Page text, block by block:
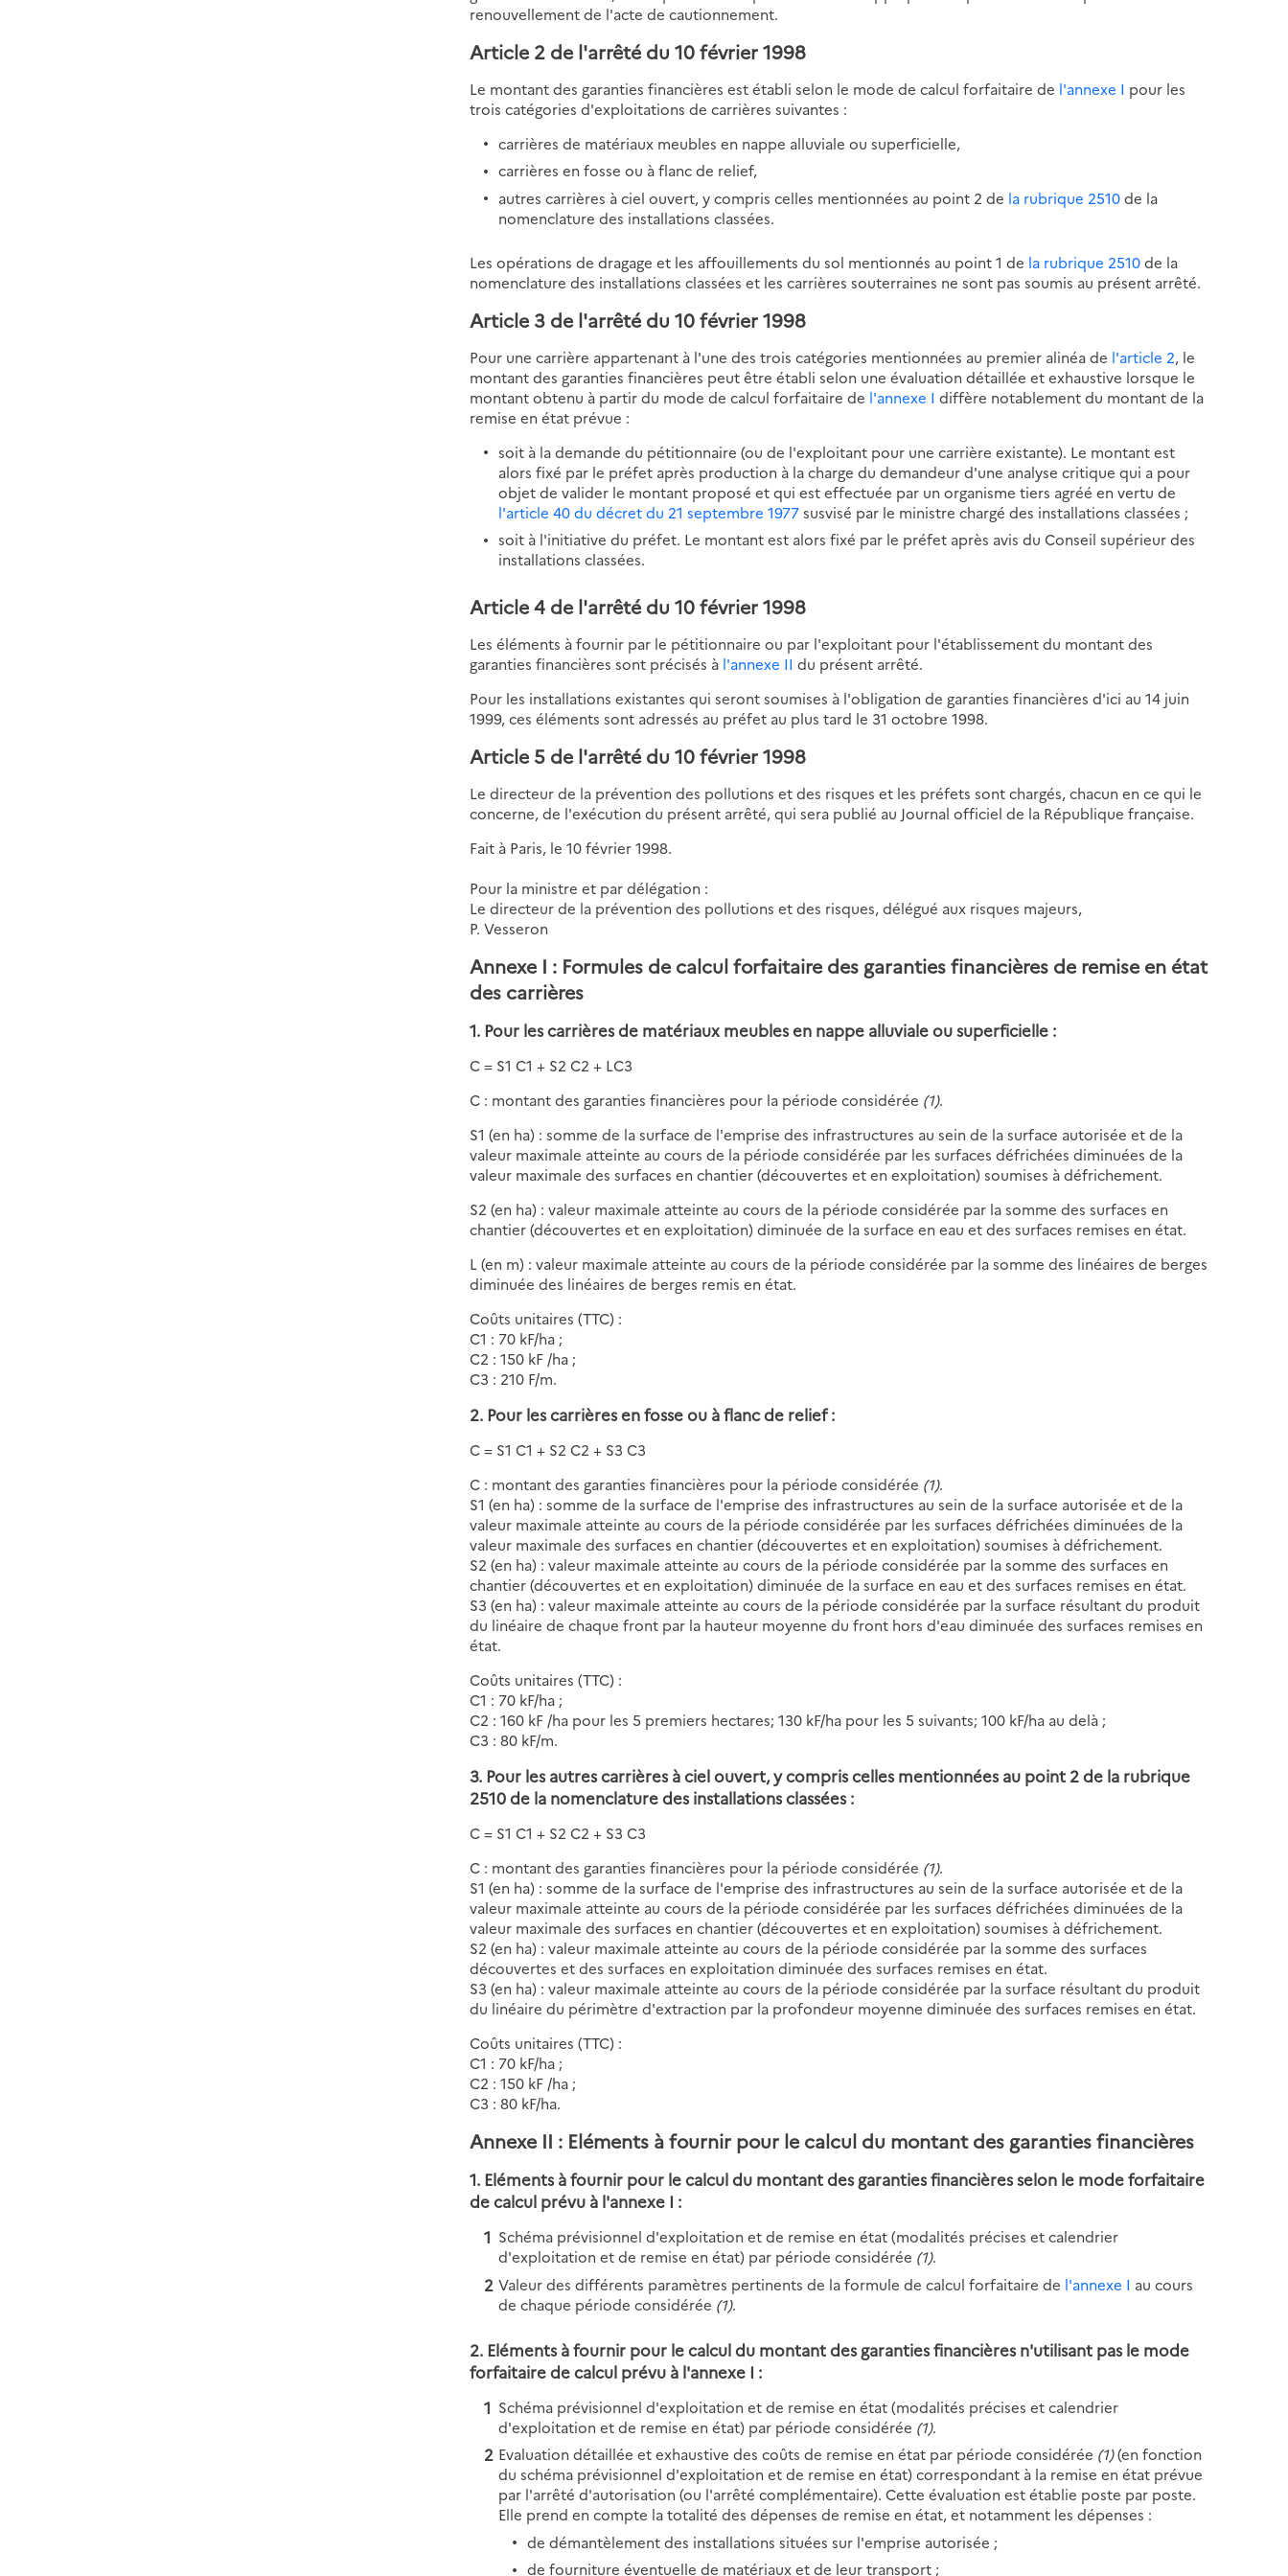
renouvellement de l'acte de cautionnement.
Article 2 de l'arrêté du 10 février 1998
Le montant des garanties financières est établi selon le mode de calcul forfaitaire de l'annexe I pour les
trois catégories d'exploitations de carrières suivantes :
carrières de matériaux meubles en nappe alluviale ou superficielle,
carrières en fosse ou à flanc de relief,
autres carrières à ciel ouvert, y compris celles mentionnées au point 2 de la rubrique 2510de la
nomenclature des installations classées.
Les opérations de dragage et les affouillements du sol mentionnés au point 1 de la rubrique 2510de la
nomenclature des installations classées et les carrières souterraines ne sont pas soumis au présent arrêté.
Article 3 de l'arrêté du 10 février 1998
Pour une carrière appartenant à l'une des trois catégories mentionnées au premier alinéa de l'article 2, le
montant des garanties financières peut être établi selon une évaluation détaillée et exhaustive lorsque le
montant obtenu à partir du mode de calcul forfaitaire de l'annexe I diffère notablement du montant de la
remise en état prévue :
soit à la demande du pétitionnaire (ou de l'exploitant pour une carrière existante). Le montant est
alors fixé par le préfet après production à la charge du demandeur d'une analyse critique qui a pour
objet de valider le montant proposé et qui est effectuée par un organisme tiers agréé en vertu de
l'article 40 du décret du 21 septembre 1977susvisé par le ministre chargé des installations classées ;
soit à l'initiative du préfet. Le montant est alors fixé par le préfet après avis du Conseil supérieur des
installations classées.
Article 4 de l'arrêté du 10 février 1998
Les éléments à fournir par le pétitionnaire ou par l'exploitant pour l'établissement du montant des
garanties financières sont précisés à l'annexe II du présent arrêté.
Pour les installations existantes qui seront soumises à l'obligation de garanties financières d'ici au 14 juin
1999, ces éléments sont adressés au préfet au plus tard le 31 octobre 1998.
Article 5 de l'arrêté du 10 février 1998
Le directeur de la prévention des pollutions et des risques et les préfets sont chargés, chacun en ce qui le
concerne, de l'exécution du présent arrêté, qui sera publié au Journal officiel de la République française.
Fait à Paris, le 10 février 1998.
Pour la ministre et par délégation :
Le directeur de la prévention des pollutions et des risques, délégué aux risques majeurs,
P. Vesseron
Annexe I : Formules de calcul forfaitaire des garanties financières de remise en état
des carrières
1. Pour les carrières de matériaux meubles en nappe alluviale ou superficielle :
C = S1 C1 + S2 C2 + LC3
C : montant des garanties financières pour la période considérée (1).
S1 (en ha) : somme de la surface de l'emprise des infrastructures au sein de la surface autorisée et de la
valeur maximale atteinte au cours de la période considérée par les surfaces défrichées diminuées de la
valeur maximale des surfaces en chantier (découvertes et en exploitation) soumises à défrichement.
S2 (en ha) : valeur maximale atteinte au cours de la période considérée par la somme des surfaces en
chantier (découvertes et en exploitation) diminuée de la surface en eau et des surfaces remises en état.
L (en m) : valeur maximale atteinte au cours de la période considérée par la somme des linéaires de berges
diminuée des linéaires de berges remis en état.
Coûts unitaires (TTC) :
C1 : 70 kF/ha ;
C2 : 150 kF /ha ;
C3 : 210 F/m.
2. Pour les carrières en fosse ou à flanc de relief :
C = S1 C1 + S2 C2 + S3 C3
C : montant des garanties financières pour la période considérée (1).
S1 (en ha) : somme de la surface de l'emprise des infrastructures au sein de la surface autorisée et de la
valeur maximale atteinte au cours de la période considérée par les surfaces défrichées diminuées de la
valeur maximale des surfaces en chantier (découvertes et en exploitation) soumises à défrichement.
S2 (en ha) : valeur maximale atteinte au cours de la période considérée par la somme des surfaces en
chantier (découvertes et en exploitation) diminuée de la surface en eau et des surfaces remises en état.
S3 (en ha) : valeur maximale atteinte au cours de la période considérée par la surface résultant du produit
du linéaire de chaque front par la hauteur moyenne du front hors d'eau diminuée des surfaces remises en
état.
Coûts unitaires (TTC) :
C1 : 70 kF/ha ;
C2 : 160 kF /ha pour les 5 premiers hectares; 130 kF/ha pour les 5 suivants; 100 kF/ha au delà ;
C3 : 80 kF/m.
3. Pour les autres carrières à ciel ouvert, y compris celles mentionnées au point 2 de la rubrique
2510 de la nomenclature des installations classées :
C = S1 C1 + S2 C2 + S3 C3
C : montant des garanties financières pour la période considérée (1).
S1 (en ha) : somme de la surface de l'emprise des infrastructures au sein de la surface autorisée et de la
valeur maximale atteinte au cours de la période considérée par les surfaces défrichées diminuées de la
valeur maximale des surfaces en chantier (découvertes et en exploitation) soumises à défrichement.
S2 (en ha) : valeur maximale atteinte au cours de la période considérée par la somme des surfaces
découvertes et des surfaces en exploitation diminuée des surfaces remises en état.
S3 (en ha) : valeur maximale atteinte au cours de la période considérée par la surface résultant du produit
du linéaire du périmètre d'extraction par la profondeur moyenne diminuée des surfaces remises en état.
Coûts unitaires (TTC) :
C1 : 70 kF/ha ;
C2 : 150 kF /ha ;
C3 : 80 kF/ha.
Annexe II : Eléments à fournir pour le calcul du montant des garanties financières
1. Eléments à fournir pour le calcul du montant des garanties financières selon le mode forfaitaire
de calcul prévu à l'annexe I :
Schéma prévisionnel d'exploitation et de remise en état (modalités précises et calendrier
d'exploitation et de remise en état) par période considérée (1).
Valeur des différents paramètres pertinents de la formule de calcul forfaitaire de l'annexe I au cours
de chaque période considérée (1).
2. Eléments à fournir pour le calcul du montant des garanties financières n'utilisant pas le mode
forfaitaire de calcul prévu à l'annexe I :
Schéma prévisionnel d'exploitation et de remise en état (modalités précises et calendrier
d'exploitation et de remise en état) par période considérée (1).
Evaluation détaillée et exhaustive des coûts de remise en état par période considérée (1)(en fonction
du schéma prévisionnel d'exploitation et de remise en état) correspondant à la remise en état prévue
par l'arrêté d'autorisation (ou l'arrêté complémentaire). Cette évaluation est établie poste par poste.
Elle prend en compte la totalité des dépenses de remise en état, et notamment les dépenses :
de démantèlement des installations situées sur l'emprise autorisée ;
de fourniture éventuelle de matériaux et de leur transport ;